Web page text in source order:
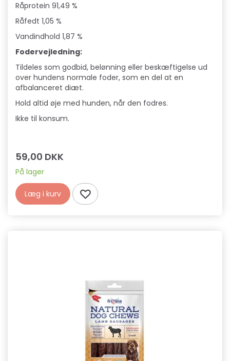
Råprotein 91,49 %
Råfedt 1,05 %
Vandindhold 1,87 %
Fodervejledning:
Tildeles som godbid, belønning eller beskæftigelse ud
over hundens normale foder, som en del at en
afbalanceret diæt.
Hold altid øje med hunden, når den fodres.
Ikke til konsum.
59,00 DKK
På lager
Læg i kurv